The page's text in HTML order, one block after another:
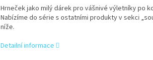
Hrneček jako milý dárek pro vášnivé výletníky po
Nabízíme do série s ostatními produkty v sekci
níže.
Detailní informace